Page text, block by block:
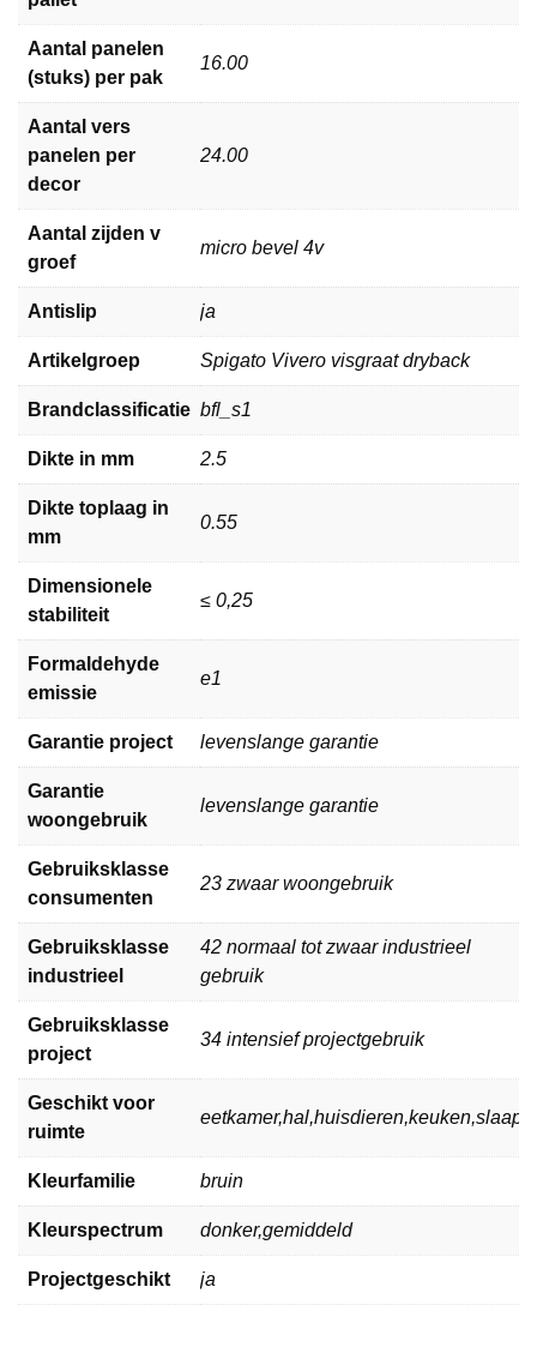
Aantal panelen
(stuks) per pak
16.00
Aantal vers
panelen per
decor
24.00
Aantal zijden v
groef
micro bevel 4v
Antislip ja
Artikelgroep Spigato Vivero visgraat dryback
Brandclassificatie bfl_s1
Dikte in mm 2.5
Dikte toplaag in
mm
0.55
Dimensionele
stabiliteit
≤ 0,25
Formaldehyde
emissie
e1
Garantie project levenslange garantie
Garantie
woongebruik
levenslange garantie
Gebruiksklasse
consumenten
23 zwaar woongebruik
Gebruiksklasse
industrieel
42 normaal tot zwaar industrieel
gebruik
Gebruiksklasse
project
34 intensief projectgebruik
Geschikt voor
ruimte
Kleurfamilie bruin
Kleurspectrum donker,gemiddeld
Projectgeschikt ja